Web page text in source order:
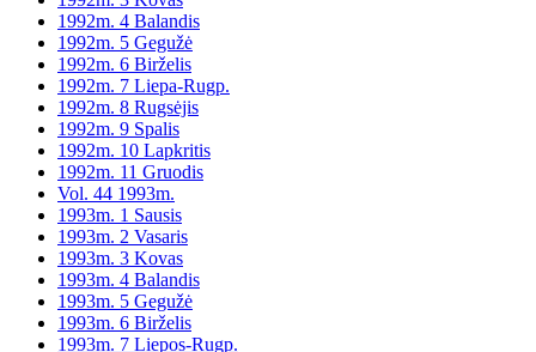
1992m. 4 Balandis
1992m. 5 Gegužė
1992m. 6 Birželis
1992m. 7 Liepa-Rugp.
1992m. 8 Rugsėjis
1992m. 9 Spalis
1992m. 10 Lapkritis
1992m. 11 Gruodis
Vol. 44 1993m.
1993m. 1 Sausis
1993m. 2 Vasaris
1993m. 3 Kovas
1993m. 4 Balandis
1993m. 5 Gegužė
1993m. 6 Birželis
1993m. 7 Liepos-Rugp.